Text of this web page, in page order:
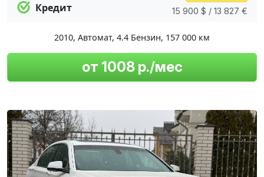
Кредит
15 900 $ / 13 827 €
2010, Автомат, 4.4 Бензин, 157 000 км
от 1008 р./мес